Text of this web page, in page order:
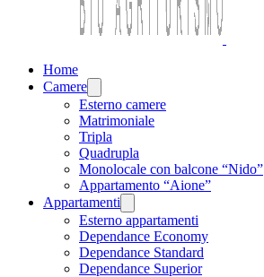
Home
Camere
menu
Esterno camere
Matrimoniale
Tripla
Quadrupla
Monolocale con balcone “Nido”
Appartamento “Aione”
Appartamenti
menu
Esterno appartamenti
Dependance Economy
Dependance Standard
Dependance Superior